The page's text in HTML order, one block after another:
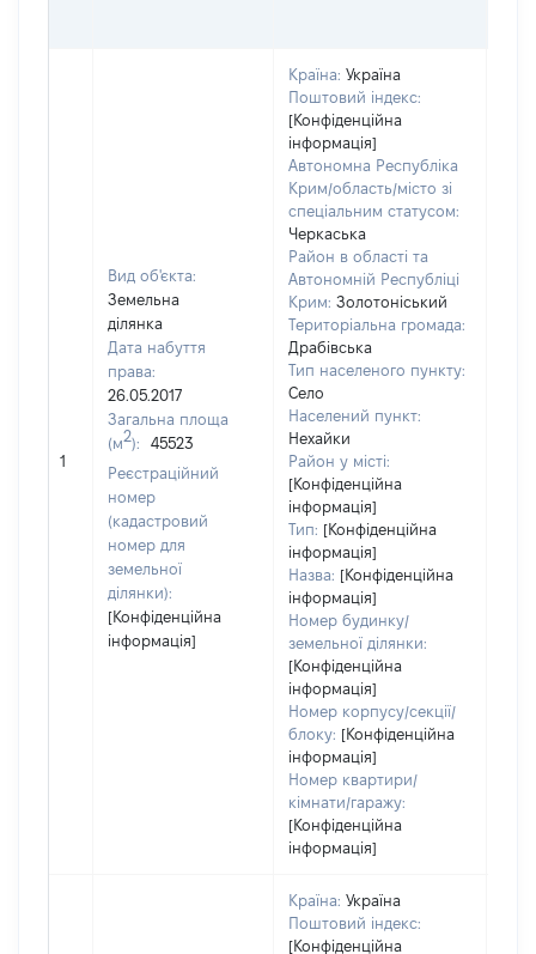
1
Вид об'єкта:
Земельна
ділянка
Дата набуття
права:
26.05.2017
Загальна площа
(м2):
45523
Реєстраційний
номер
(кадастровий
номер для
земельної
ділянки):
[Конфіденційна
інформація]
Країна: Україна
Поштовий індекс:
[Конфіденційна
інформація]
Автономна Республіка
Крим/область/місто зі
спеціальним статусом:
Черкаська
Район в області та
Автономній Республіці
Крим: Золотоніський
Територіальна громада:
Драбівська
Тип населеного пункту:
Село
Населений пункт:
Нехайки
Район у місті:
[Конфіденційна
інформація]
Тип: [Конфіденційна
інформація]
Назва: [Конфіденційна
інформація]
Номер будинку/
земельної ділянки:
[Конфіденційна
інформація]
Номер корпусу/секції/
блоку: [Конфіденційна
інформація]
Номер квартири/
кімнати/гаражу:
[Конфіденційна
інформація]
Країна: Україна
Поштовий індекс:
[Конфіденційна